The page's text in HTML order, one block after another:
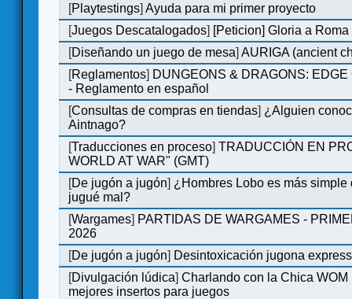
[Playtestings]Ayuda para mi primer proyecto
[Juegos Descatalogados] [Peticion] Gloria a Roma
[Diseñando un juego de mesa]AURIGA (ancient
[Reglamentos] DUNGEONS & DRAGONS:
- Reglamento en español
[Consultas de compras en tiendas] ¿Alguien
Aintnago?
[Traducciones en proceso]TRADUCCIÓN EN
WORLD AT WAR" (GMT)
[De jugón a jugón] ¿Hombres Lobo es más simple
jugué mal?
[Wargames] PARTIDAS DE WARGAMES -
2026
[De jugón a jugón] Desintoxicación jugona express
[Divulgación lúdica]Charlando con la Chica WOM
mejores insertos para juegos